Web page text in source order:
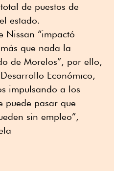
de puestos de
estado.
Nissan “impactó
que nada la
de Morelos”, por ello,
Económico,
impulsando a los
puede pasar que
sin empleo”,